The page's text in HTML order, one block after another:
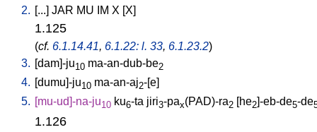
2. [...] JAR MU IM X [X]
1.125
(cf. 6.1.14.41, 6.1.22: l. 33, 6.1.23.2)
3. [dam]-ju10 ma-an-dub-be2
4. [dumu]-ju10 ma-an-aj2-[e]
5. [mu-ud]-na-ju10 ku6-ta jiri3-pax(PAD)-ra2 [he2]-eb-de5-de
1.126